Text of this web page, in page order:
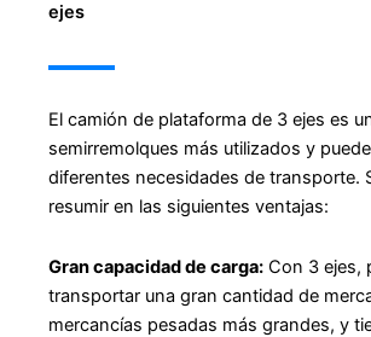
ejes
El camión de plataforma de 3 ejes es
semirremolques más utilizados y
diferentes necesidades de transporte.
resumir en las siguientes ventajas:
Gran capacidad de carga: Con 3 ejes,
transportar una gran cantidad de
mercancías pesadas más grandes, y